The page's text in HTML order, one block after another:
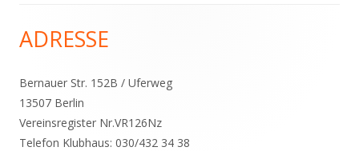
Haupt-
Seitenleiste
ADRESSE
Bernauer Str. 152B / Uferweg
13507 Berlin
Vereinsregister Nr.VR126Nz
Telefon Klubhaus: 030/432 34 38